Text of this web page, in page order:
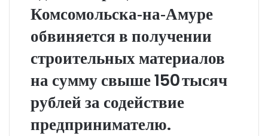
Комсомольска‑на‑Амуре
обвиняется в получении
строительных материалов
на сумму свыше 150 тысяч
рублей за содействие
предпринимателю.